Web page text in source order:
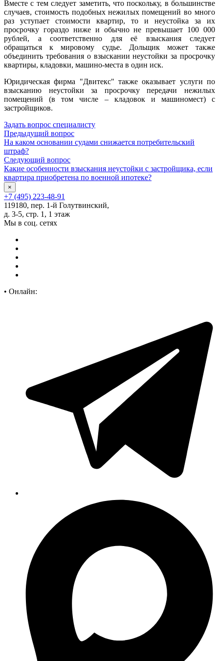
Вместе с тем следует заметить, что поскольку, в большинстве
случаев, стоимость подобных нежилых помещений во много
раз уступает стоимости квартир, то и неустойка за их
просрочку гораздо ниже и обычно не превышает 100 000
рублей, а соответственно для её взыскания следует
обращаться к мировому судье. Дольщик может также
объединить требования о взыскании неустойки за просрочку
квартиры, кладовки, машино-места в один иск.
Юридическая фирма "Двитекс" также оказывает услуги по
взысканию неустойки за просрочку передачи нежилых
помещений (в том числе – кладовок и машиномест) с
застройщиков.
Задать вопрос специалисту
Предыдущий вопрос
На каком основании судами снижается потребительский
штраф?
Следующий вопрос
Какие особенности взыскания неустойки с застройщика, если
квартира приобретена по военной ипотеке?
×
+7 (495) 223-48-91
119180, пер. 1-й Голутвинский,
д. 3-5, стр. 1, 1 этаж
Мы в соц. сетях
• Онлайн: